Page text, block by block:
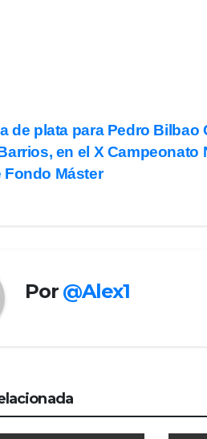
de plata para Pedro Bilbao
en el X Campeonato
Fondo Máster
Por @Alex1